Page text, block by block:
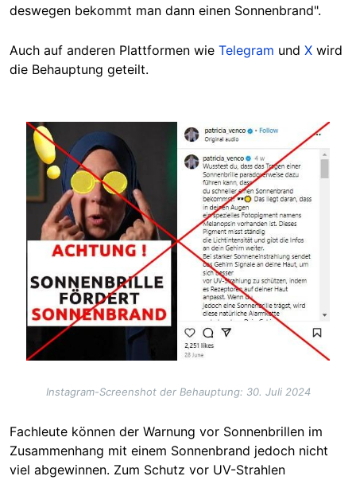
deswegen bekommt man dann einen Sonnenbrand".
Auch auf anderen Plattformen wie Telegram und X wird
die Behauptung geteilt.
Image
Instagram-Screenshot der Behauptung: 30. Juli 2024
Fachleute können der Warnung vor Sonnenbrillen im
Zusammenhang mit einem Sonnenbrand jedoch nicht
viel abgewinnen. Zum Schutz vor UV-Strahlen